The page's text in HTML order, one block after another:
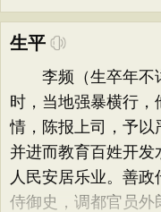
生平
李频（生卒年不
时，当地强暴横行
情，陈报上司，予以
并进而教育百姓开发
人民安居乐业。善
侍御史，调都官员外